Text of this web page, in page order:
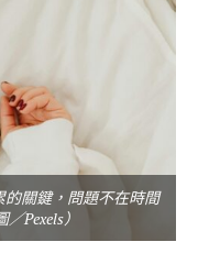
關鍵，問題不在時間
Pexels）